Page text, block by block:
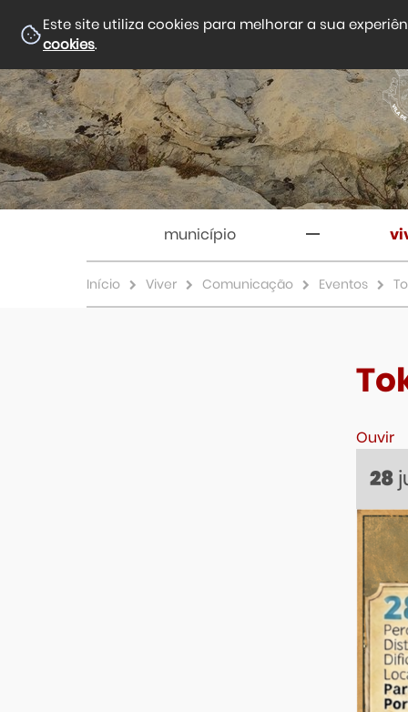
Este site utiliza cookies para melhorar a sua
cookies.
município
Início Viver Comunicação Eventos
Ouvir
28